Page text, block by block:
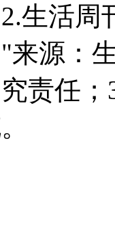
生活周
来源：
责任